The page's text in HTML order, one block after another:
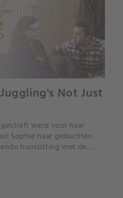
Not Just
werd voor haar
Sophie haar gedachten
hoorzitting met de